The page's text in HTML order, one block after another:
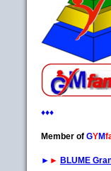
♦♦♦
Member of GYM
► ► BLUME